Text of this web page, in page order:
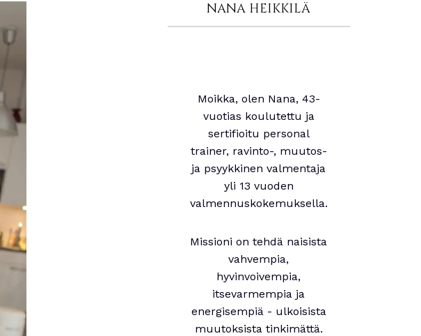
NANA HEIKKILÄ
Moikka, olen Nana, 43-
vuotias koulutettu ja
sertifioitu personal
trainer, ravinto-, muutos-
ja psyykkinen valmentaja
yli 13 vuoden
valmennuskokemuksella.
Missioni on tehdä naisista
vahvempia,
hyvinvoivempia,
itsevarmempia ja
energisempiä - ulkoisista
muutoksista tinkimättä.